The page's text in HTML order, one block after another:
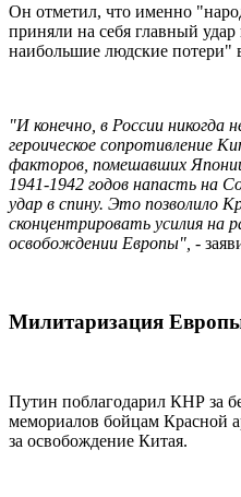
Он отметил, что именно
приняли на себя главный
наибольшие людские потери"
"И конечно, в России никогда
героическое сопротивление
факторов, помешавших
1941-1942 годов напасть на
удар в спину. Это позволило
сконцентрировать усилия на
освобождении Европы", -
Милитаризация
Путин поблагодарил КНР за
мемориалов бойцам Красной
за освобождение Китая.